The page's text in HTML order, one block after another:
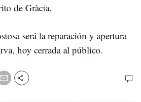
de Gràcia.
será la reparación y apertura
hoy cerrada al público.